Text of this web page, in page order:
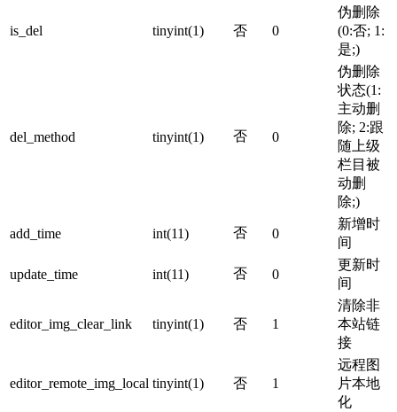
is_del tinyint(1) 否 0
伪删除
(0:否; 1:
是;)
del_method tinyint(1) 否 0
伪删除
状态(1:
主动删
除; 2:跟
随上级
栏目被
动删
除;)
add_time int(11) 否 0
新增时
间
update_time int(11) 否 0
更新时
间
editor_img_clear_link tinyint(1) 否 1
清除非
本站链
接
editor_remote_img_local tinyint(1) 否 1
远程图
片本地
化